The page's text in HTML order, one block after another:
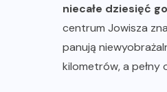
niecałe dziesięć
centrum Jowisza
panują
kilometrów, a pełny